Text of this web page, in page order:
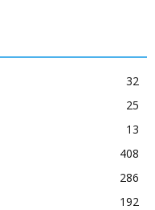
32
25
13
408
286
192